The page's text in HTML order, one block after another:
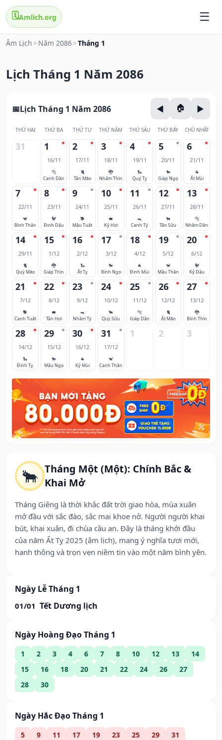
🗓️Amlich.org
Âm Lịch > Năm 2086>Tháng 1
Lịch Tháng 1 Năm 2086
🐂 Tháng Một (Một): Chính Bắc &
Khai Mở
Tháng Giêng là thời khắc đất trời giao hòa, mùa xuân
mở đầu với sắc đào, sắc mai khoe nở. Người người khai
bút, khai xuân, đi chùa cầu an. Đây là tháng khởi đầu
của năm Ất Tỵ 2025 (âm lịch), mang ý nghĩa tươi mới,
hanh thông và trọn vẹn niềm tin vào một năm bình yên.
Ngày Lễ Tháng 1
01/01 Tết Dương lịch
Ngày Hoàng Đạo Tháng 1
1 2 3 4 6 7 8 10 12 13
14
15
16 18 20 21 22 24 26
27
28
30
Ngày Hắc Đạo Tháng 1
5 9 11 17 19 23 25 29 31
Lịch Tháng 1 Năm 2086
THỨ HAI THỨ BA THỨ TƯ THỨ NĂM THỨ SÁU THỨ BẢY CHỦ NHẬT
31 1
16/11
🐅
Canh Dần
2
17/11
🐈
Tân Mão
3
18/11
🐉
Nhâm Thìn
4
19/11
🐍
Quý Tỵ
5
20/11
🐎
Giáp Ngọ
6
21/11
🐐
Ất Mùi
7
22/11
🐒
Bính Thân
8
23/11
🐓
Đinh Dậu
9
24/11
🐕
Mậu Tuất
10
25/11
🐖
Kỷ Hợi
11
26/11
🐀
Canh Tý
12
27/11
🐂
Tân Sửu
13
28/11
🐅
Nhâm Dần
14
29/11
🐈
Quý Mão
15
1/12
🐉
Giáp Thìn
16
2/12
🐍
Ất Tỵ
17
3/12
🐎
Bính Ngọ
18
4/12
🐐
Đinh Mùi
19
5/12
🐒
Mậu Thân
20
6/12
🐓
Kỷ Dậu
21
7/12
🐕
Canh Tuất
22
8/12
🐖
Tân Hợi
23
9/12
🐀
Nhâm Tý
24
10/12
🐂
Quý Sửu
25
11/12
🐅
Giáp Dần
26
12/12
🐈
Ất Mão
27
13/12
🐉
Bính Thìn
28
14/12
🐍
Đinh Tỵ
29
15/12
🐎
Mậu Ngọ
30
16/12
🐐
Kỷ Mùi
31
17/12
🐒
Canh Thân
1 2 3